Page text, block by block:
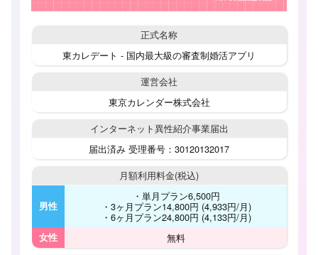
正式名称
東カレデート - 国内最大級の審査制婚活アプリ
運営会社
東京カレンダー株式会社
インターネット異性紹介事業届出
届出済み 受理番号：30120132017
月額利用料金(税込)
男性
・単月プラン6,500円
・3ヶ月プラン14,800円 (4,933円/月)
・6ヶ月プラン24,800円 (4,133円/月)
女性
無料